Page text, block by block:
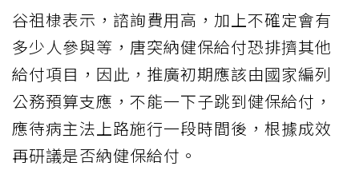
谷祖棣表示，諮詢費用高，加上不確定會有
多少人參與等，唐突納健保給付恐排擠其他
給付項目，因此，推廣初期應該由國家編列
公務預算支應，不能一下子跳到健保給付，
應待病主法上路施行一段時間後，根據成效
再研議是否納健保給付。